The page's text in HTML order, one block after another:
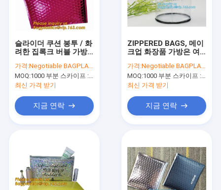
우리에 대하여
슬라이더 쿠션 봉투 / 화
려한 집록크 버블 가방,
금이 안티 스태틱 패키
징 열기 인술라티오를
패키징합니다
가격:Negotiable BAGPLASTICS@YAHOO.COM
MOQ:1000 부분 스카이프 : 마이데아르닐
최신 가격 받기
지금 연락
ZIPPERED BAGS, 메이
크업 화장품 가방은 여
용 수영복 해변의 모래
사장 명백한 실린더
PVC 가방인 가방을 여
가격:Negotiable BAGPLASTICS@YAHOO.COM
MOQ:1000 부분 스카이프 : 마이데아르닐
최신 가격 받기
지금 연락